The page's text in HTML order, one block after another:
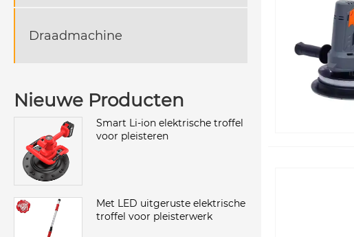
Draadmachine
Nieuwe Producten
Smart Li-ion elektrische troffel
voor pleisteren
Met LED uitgeruste elektrische
troffel voor pleisterwerk